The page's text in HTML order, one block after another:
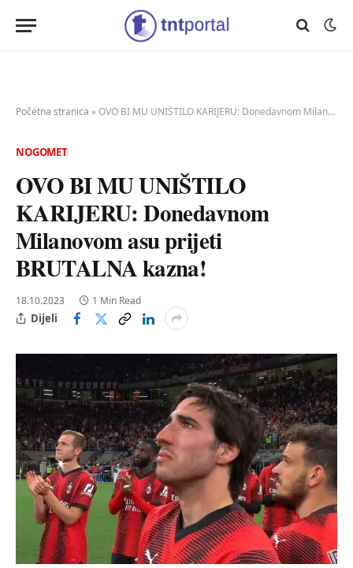
Početna stranica »OVO BI MU UNIŠTILO KARIJERU: Donedavnom Milanovom asu prijeti BRUTALNA kazna!
NOGOMET
OVO BI MU UNIŠTILO
KARIJERU: Donedavnom
Milanovom asu prijeti
BRUTALNA kazna!
18.10.2023 1 Min Read
Dijeli